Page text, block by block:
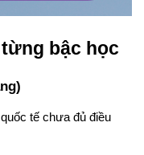
bậc học
tế chưa đủ điều